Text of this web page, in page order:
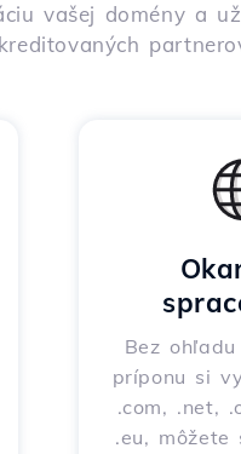
vašej domény a
Bez
príponu si
.com, .net,
.eu,